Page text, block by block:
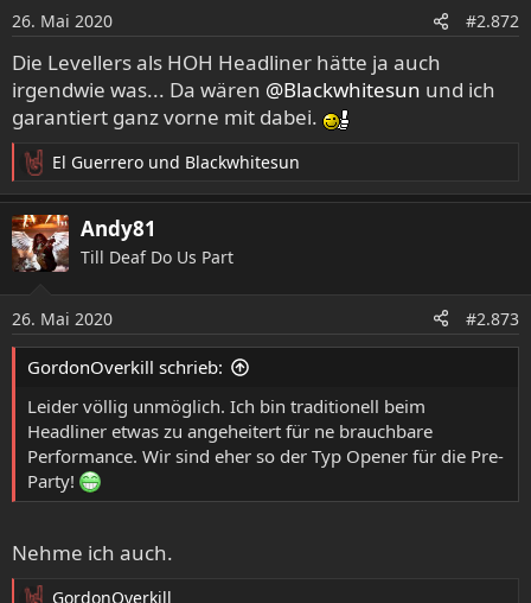
n
e
n
26. Mai 2020 #2.872
Die Levellers als HOH Headliner hätte ja auch
irgendwie was... Da wären @Blackwhitesun und ich
garantiert ganz vorne mit dabei.
R
e
a
k
t
n
e
n
El Guerrero und Blackwhitesun
Andy81
Till Deaf Do Us Part
26. Mai 2020 #2.873
GordonOverkill schrieb:
Leider völlig unmöglich. Ich bin traditionell beim
Headliner etwas zu angeheitert für ne brauchbare
Performance. Wir sind eher so der Typ Opener für die Pre-
Party!
Nehme ich auch.
GordonOverkill